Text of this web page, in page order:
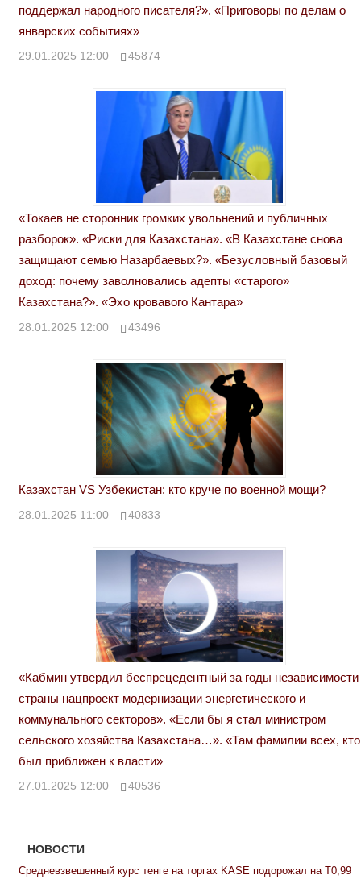
поддержал народного писателя?». «Приговоры по делам о
январских событиях»
29.01.2025 12:00 45874
«Токаев не сторонник громких увольнений и публичных
разборок». «Риски для Казахстана». «В Казахстане снова
защищают семью Назарбаевых?». «Безусловный базовый
доход: почему заволновались адепты «старого»
Казахстана?». «Эхо кровавого Кантара»
28.01.2025 12:00 43496
Казахстан VS Узбекистан: кто круче по военной мощи?
28.01.2025 11:00 40833
«Кабмин утвердил беспрецедентный за годы независимости
страны нацпроект модернизации энергетического и
коммунального секторов». «Если бы я стал министром
сельского хозяйства Казахстана…». «Там фамилии всех, кто
был приближен к власти»
27.01.2025 12:00 40536
НОВОСТИ
Средневзвешенный курс тенге на торгах KASE подорожал на Т0,99